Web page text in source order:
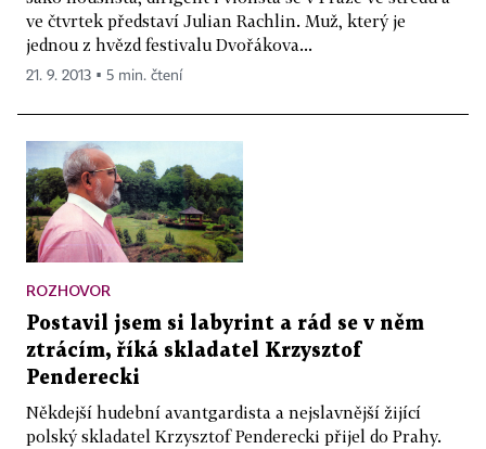
ve čtvrtek představí Julian Rachlin. Muž, který je
jednou z hvězd festivalu Dvořákova...
21. 9. 2013 ▪ 5 min. čtení
ROZHOVOR
Postavil jsem si labyrint a rád se v něm
ztrácím, říká skladatel Krzysztof
Penderecki
Někdejší hudební avantgardista a nejslavnější žijící
polský skladatel Krzysztof Penderecki přijel do Prahy.